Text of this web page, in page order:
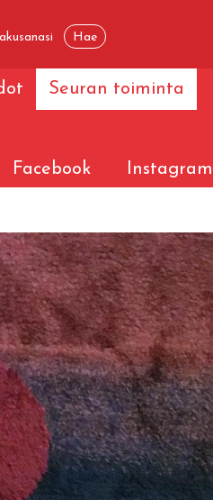
Seuran toiminta
Facebook Instagram